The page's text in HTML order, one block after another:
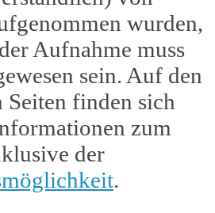
wurden,
Aufnahme muss
sein. Auf den
finden sich
zum
der
.